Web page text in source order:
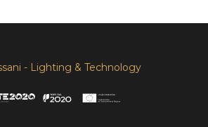
- Lighting & Technology